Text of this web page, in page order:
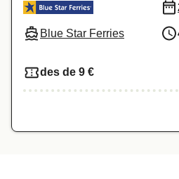
Blue Star Ferries
des de 9 €